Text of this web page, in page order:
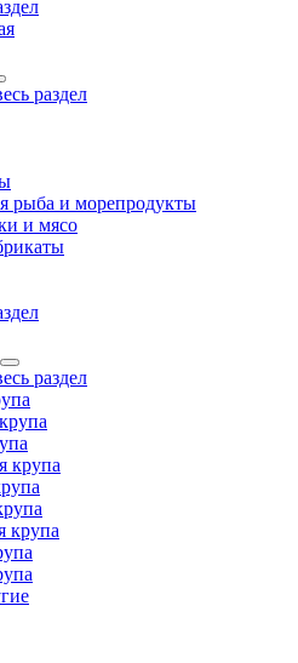
раздел
рыба и морепродукты
и мясо
раздел
крупа
крупа